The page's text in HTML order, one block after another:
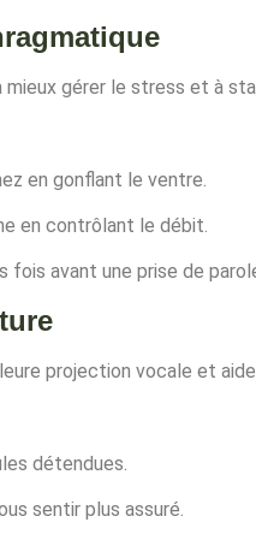
gérer le stress et à
en gonflant le ventre.
en contrôlant le débit.
fois avant une prise de
projection vocale et aide
détendues.
sentir plus assuré.